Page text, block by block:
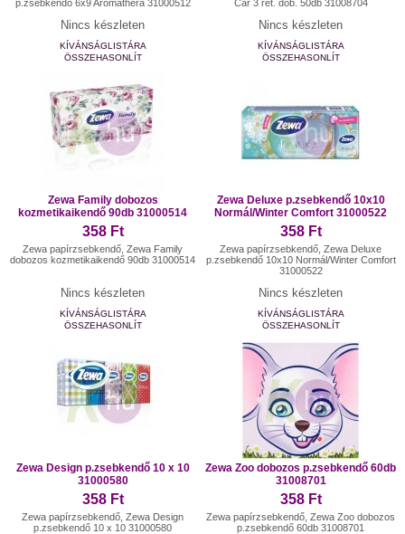
p.zsebkendő 6x9 Aromathera 31000512
Nincs készleten
KÍVÁNSÁGLISTÁRA
ÖSSZEHASONLÍT
Car 3 rét. dob. 50db 31008704
Nincs készleten
KÍVÁNSÁGLISTÁRA
ÖSSZEHASONLÍT
Zewa Family dobozos
kozmetikaikendő 90db 31000514
358 Ft
Zewa papírzsebkendő, Zewa Family
dobozos kozmetikaikendő 90db 31000514
Nincs készleten
KÍVÁNSÁGLISTÁRA
ÖSSZEHASONLÍT
Zewa Deluxe p.zsebkendő 10x10
Normál/Winter Comfort 31000522
358 Ft
Zewa papírzsebkendő, Zewa Deluxe
p.zsebkendő 10x10 Normál/Winter Comfort
31000522
Nincs készleten
KÍVÁNSÁGLISTÁRA
ÖSSZEHASONLÍT
Zewa Design p.zsebkendő 10 x 10
31000580
358 Ft
Zewa papírzsebkendő, Zewa Design
p.zsebkendő 10 x 10 31000580
Zewa Zoo dobozos p.zsebkendő 60db
31008701
358 Ft
Zewa papírzsebkendő, Zewa Zoo dobozos
p.zsebkendő 60db 31008701